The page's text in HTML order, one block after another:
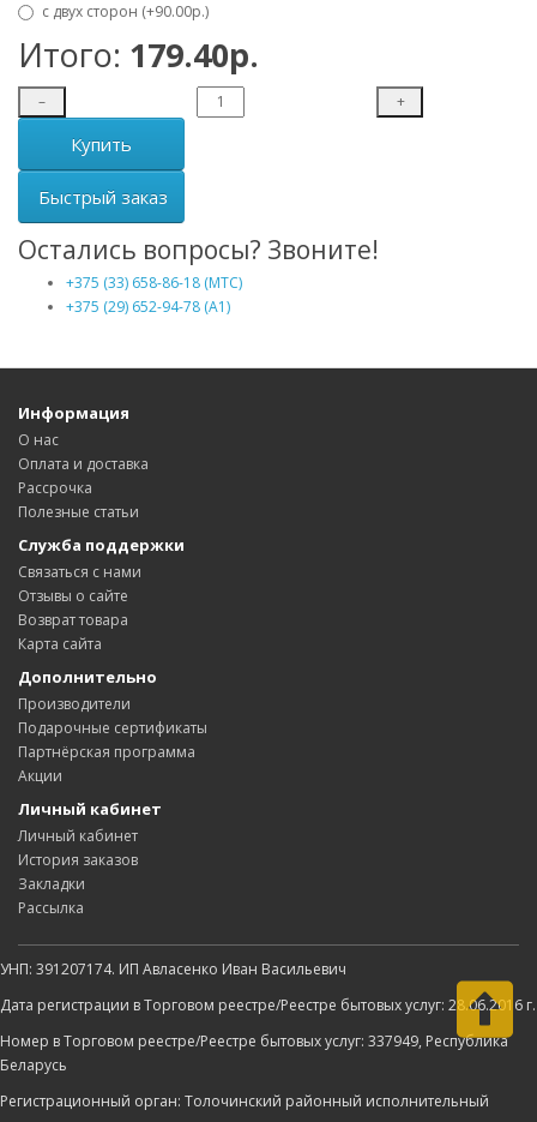
с двух сторон (+90.00р.)
Итого: 179.40р.
– +
Купить
Быстрый заказ
Остались вопросы? Звоните!
+375 (33) 658-86-18 (МТС)
+375 (29) 652-94-78 (A1)
Информация
О нас
Оплата и доставка
Рассрочка
Полезные статьи
Служба поддержки
Связаться с нами
Отзывы о сайте
Возврат товара
Карта сайта
Дополнительно
Производители
Подарочные сертификаты
Партнёрская программа
Акции
Личный кабинет
Личный кабинет
История заказов
Закладки
Рассылка
УНП: 391207174. ИП Авласенко Иван Васильевич
Дата регистрации в Торговом реестре/Реестре бытовых услуг: 28.06.2016 г.
Номер в Торговом реестре/Реестре бытовых услуг: 337949, Республика
Беларусь
Регистрационный орган: Толочинский районный исполнительный